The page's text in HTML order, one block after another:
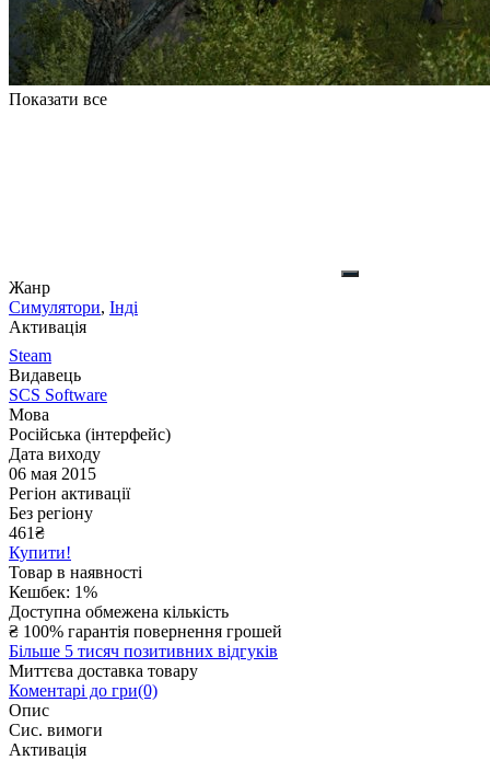
Показати все
Жанр
Симулятори, Інді
Активація
Steam
Видавець
SCS Software
Мова
Російська (інтерфейс)
Дата виходу
06 мая 2015
Регіон активації
Без регіону
461₴
Купити!
Товар в наявності
Кешбек: 1%
Доступна обмежена кількість
₴ 100% гарантія повернення грошей
Більше 5 тисяч позитивних відгуків
Миттєва доставка товару
Коментарі до гри(0)
Опис
Сис. вимоги
Активація